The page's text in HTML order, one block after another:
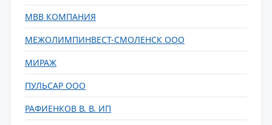
МВВ КОМПАНИЯ
МЕЖОЛИМПИНВЕСТ-СМОЛЕНСК ООО
МИРАЖ
ПУЛЬСАР ООО
РАФИЕНКОВ В. В. ИП